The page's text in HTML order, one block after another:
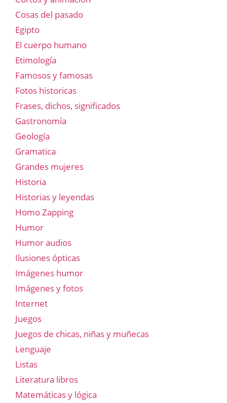
Cosas del pasado
Egipto
El cuerpo humano
Etimología
Famosos y famosas
Fotos historicas
Frases, dichos, significados
Gastronomía
Geología
Gramatica
Grandes mujeres
Historia
Historias y leyendas
Homo Zapping
Humor
Humor audios
Ilusiones ópticas
Imágenes humor
Imágenes y fotos
Internet
Juegos
Juegos de chicas, niñas y muñecas
Lenguaje
Listas
Literatura libros
Matemáticas y lógica